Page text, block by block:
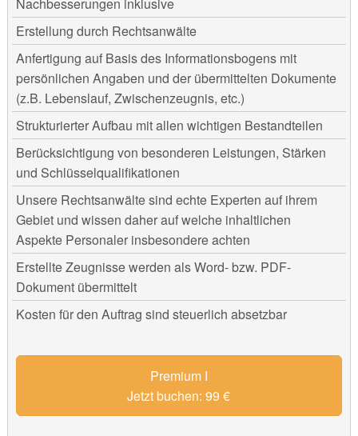
Erstellung durch Rechtsanwälte
Anfertigung auf Basis des Informationsbogens mit
persönlichen Angaben und der übermittelten Dokumente
(z.B. Lebenslauf, Zwischenzeugnis, etc.)
Strukturierter Aufbau mit allen wichtigen Bestandteilen
Berücksichtigung von besonderen Leistungen, Stärken
und Schlüsselqualifikationen
Unsere Rechtsanwälte sind echte Experten auf ihrem
Gebiet und wissen daher auf welche inhaltlichen
Aspekte Personaler insbesondere achten
Erstellte Zeugnisse werden als Word- bzw. PDF-
Dokument übermittelt
Kosten für den Auftrag sind steuerlich absetzbar
Premium I
Jetzt buchen: 99 €